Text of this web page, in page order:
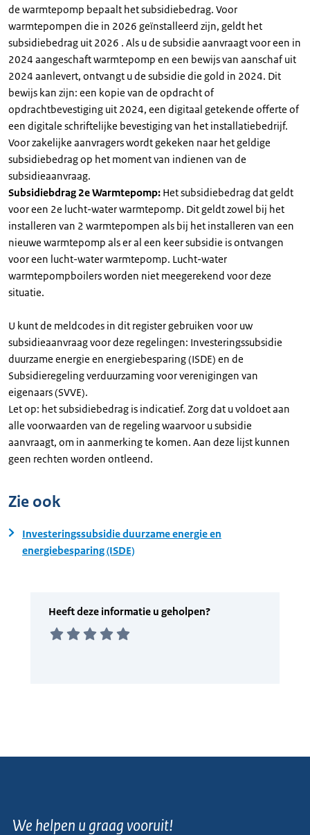
de warmtepomp bepaalt het subsidiebedrag. Voor
warmtepompen die in 2026 geïnstalleerd zijn, geldt het
subsidiebedrag uit 2026 . Als u de subsidie aanvraagt voor een in
2024 aangeschaft warmtepomp en een bewijs van aanschaf uit
2024 aanlevert, ontvangt u de subsidie die gold in 2024. Dit
bewijs kan zijn: een kopie van de opdracht of
opdrachtbevestiging uit 2024, een digitaal getekende offerte of
een digitale schriftelijke bevestiging van het installatiebedrijf.
Voor zakelijke aanvragers wordt gekeken naar het geldige
subsidiebedrag op het moment van indienen van de
subsidieaanvraag.
Subsidiebdrag 2e Warmtepomp: Het subsidiebedrag dat geldt
voor een 2e lucht-water warmtepomp. Dit geldt zowel bij het
installeren van 2 warmtepompen als bij het installeren van een
nieuwe warmtepomp als er al een keer subsidie is ontvangen
voor een lucht-water warmtepomp. Lucht-water
warmtepompboilers worden niet meegerekend voor deze
situatie.
U kunt de meldcodes in dit register gebruiken voor uw
subsidieaanvraag voor deze regelingen: Investeringssubsidie
duurzame energie en energiebesparing (ISDE) en de
Subsidieregeling verduurzaming voor verenigingen van
eigenaars (SVVE).
Let op: het subsidiebedrag is indicatief. Zorg dat u voldoet aan
alle voorwaarden van de regeling waarvoor u subsidie
aanvraagt, om in aanmerking te komen. Aan deze lijst kunnen
geen rechten worden ontleend.
Zie ook
Investeringssubsidie duurzame energie en
energiebesparing (ISDE)
We helpen u graag vooruit!